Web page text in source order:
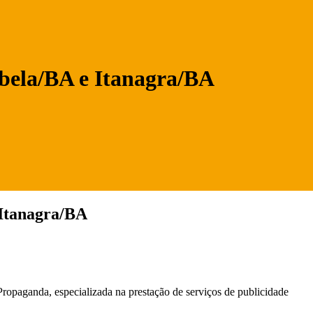
BA e Itanagra/BA
BA
especializada na prestação de serviços de publicidade